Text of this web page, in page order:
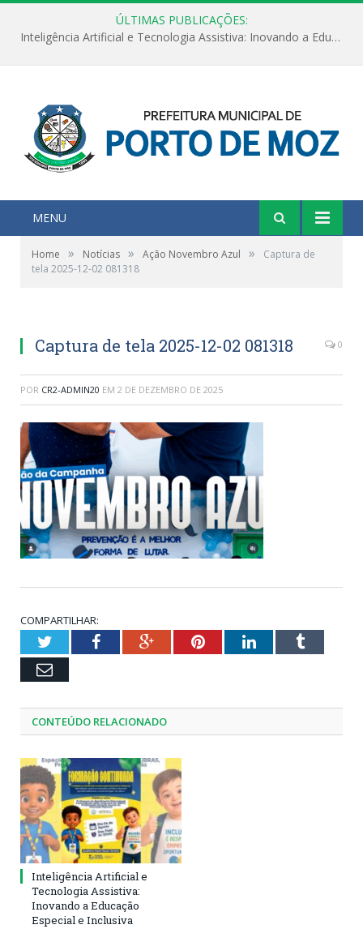
ÚLTIMAS PUBLICAÇÕES:
Inteligência Artificial e Tecnologia Assistiva: Inovando a Educação Especial e Inclusiva
MENU
Home » Notícias » Ação Novembro Azul »
Captura de
tela 2025-12-02 081318
Captura de tela 2025-12-02 081318 0
POR CR2-ADMIN20 EM 2 DE DEZEMBRO DE 2025
COMPARTILHAR:
TwitterFacebookGoogle+PinterestLinkedInTumblr
Email
CONTEÚDO RELACIONADO
Inteligência Artificial e
Tecnologia Assistiva:
Inovando a Educação
Especial e Inclusiva